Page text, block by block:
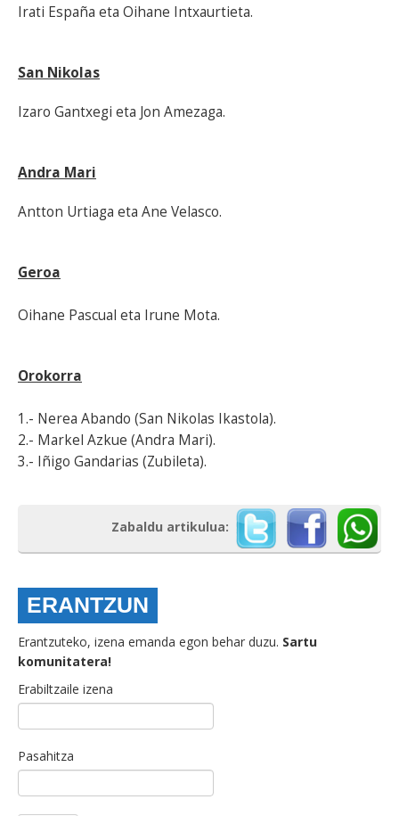
Irati España eta Oihane Intxaurtieta.
San Nikolas
Izaro Gantxegi eta Jon Amezaga.
Andra Mari
Antton Urtiaga eta Ane Velasco.
Geroa
Oihane Pascual eta Irune Mota.
Orokorra
1.- Nerea Abando (San Nikolas Ikastola).
2.- Markel Azkue (Andra Mari).
3.- Iñigo Gandarias (Zubileta).
Zabaldu artikulua:
ERANTZUN
Erantzuteko, izena emanda egon behar duzu. Sartu
komunitatera!
Erabiltzaile izena
Pasahitza